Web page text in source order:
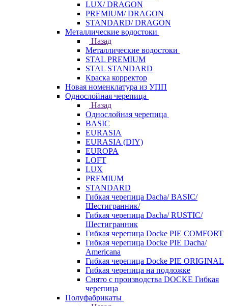
LUX/ DRAGON
PREMIUM/ DRAGON
STANDARD/ DRAGON
Металлические водостоки
Назад
Металлические водостоки
STAL PREMIUM
STAL STANDARD
Краска корректор
Новая номенклатура из УПП
Однослойная черепица
Назад
Однослойная черепица
BASIC
EURASIA
EURASIA (DIY)
EUROPA
LOFT
LUX
PREMIUM
STANDARD
Гибкая черепица Dacha/ BASIC/
Шестигранник/
Гибкая черепица Dacha/ RUSTIC/
Шестигранник
Гибкая черепица Docke PIE COMFORT
Гибкая черепица Docke PIE Dacha/
Americana
Гибкая черепица Docke PIE ОRIGINАL
Гибкая черепица на подложке
Снято с производства DOCKE Гибкая
черепица
Полуфабрикаты